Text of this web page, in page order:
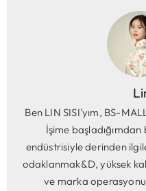
Ben LIN SISI'yım, BS-
İşime
endüstrisiyle derinden
odaklanmak&D, yüksek
ve marka